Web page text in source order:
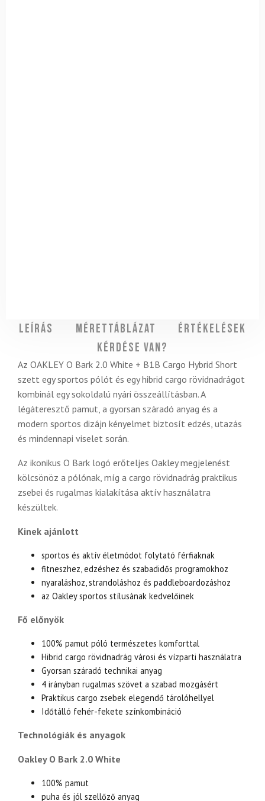
Leírás Mérettáblázat
Értékelések
Kérdése van?
Az OAKLEY O Bark 2.0 White + B1B Cargo Hybrid Short
szett egy sportos pólót és egy hibrid cargo rövidnadrágot
kombinál egy sokoldalú nyári összeállításban. A
légáteresztő pamut, a gyorsan száradó anyag és a
modern sportos dizájn kényelmet biztosít edzés, utazás
és mindennapi viselet során.
Az ikonikus O Bark logó erőteljes Oakley megjelenést
kölcsönöz a pólónak, míg a cargo rövidnadrág praktikus
zsebei és rugalmas kialakítása aktív használatra
készültek.
Kinek ajánlott
sportos és aktív életmódot folytató férfiaknak
fitneszhez, edzéshez és szabadidős programokhoz
nyaraláshoz, strandoláshoz és paddleboardozáshoz
az Oakley sportos stílusának kedvelőinek
Fő előnyök
100% pamut póló természetes komforttal
Hibrid cargo rövidnadrág városi és vízparti használatra
Gyorsan száradó technikai anyag
4 irányban rugalmas szövet a szabad mozgásért
Praktikus cargo zsebek elegendő tárolóhellyel
Időtálló fehér-fekete színkombináció
Technológiák és anyagok
Oakley O Bark 2.0 White
100% pamut
puha és jól szellőző anyag